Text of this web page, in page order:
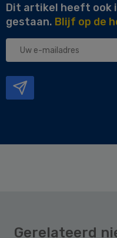
Dit artikel heeft ook
gestaan. Blijf op de
Uw
Gerelateerd